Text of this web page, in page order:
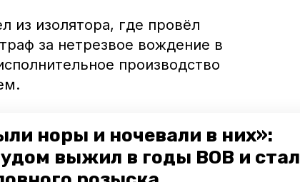
норы и ночевали в них»:
выжил в годы ВОВ и стал
из изолятора, где провёл
за нетрезвое вождение в
производство
помогли
о беспечных автолюбителях в